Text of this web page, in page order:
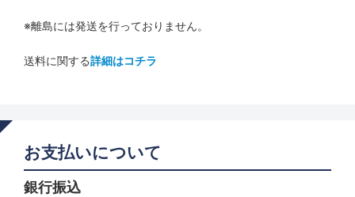
※離島には発送を行っておりません。
送料に関する詳細はコチラ
お支払いについて
銀行振込